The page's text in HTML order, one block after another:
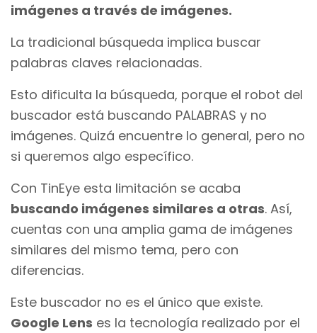
imágenes a través de imágenes.
La tradicional búsqueda implica buscar
palabras claves relacionadas.
Esto dificulta la búsqueda, porque el robot del
buscador está buscando PALABRAS y no
imágenes. Quizá encuentre lo general, pero no
si queremos algo específico.
Con TinEye esta limitación se acaba
buscando imágenes similares a otras. Así,
cuentas con una amplia gama de imágenes
similares del mismo tema, pero con
diferencias.
Este buscador no es el único que existe.
Google Lens es la tecnología realizado por el